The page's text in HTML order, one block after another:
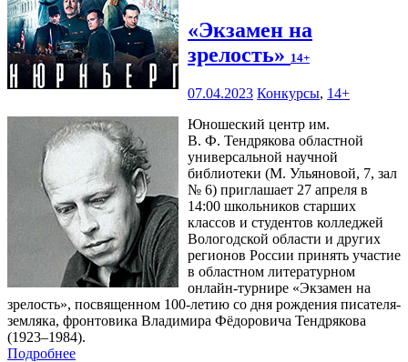
«Экзамен на
зрелость» 14+
07.04.2023 Конкурсы, 14+
Юношеский центр им.
В. Ф. Тендрякова областной
универсальной научной
библиотеки (М. Ульяновой, 7, зал
№ 6) приглашает 27 апреля в
14:00 школьников старших
классов и студентов колледжей
Вологодской области и других
регионов России принять участие
в областном литературном
онлайн-турнире «Экзамен на
зрелость», посвященном 100-летию со дня рождения писателя-
земляка, фронтовика Владимира Фёдоровича Тендрякова
(1923–1984).
Подробнее